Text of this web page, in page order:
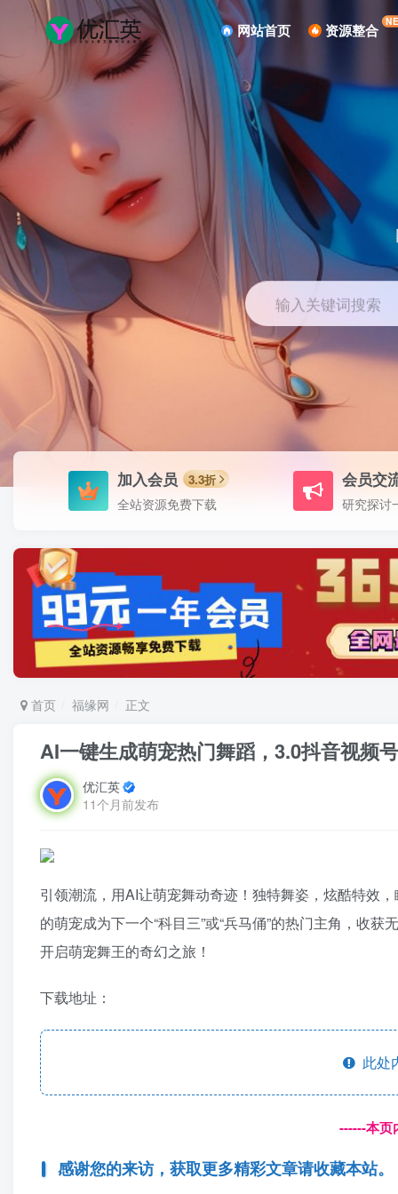
网站首页 资源整合
输入关键词搜索
加入会员 3.3折
全站资源免费下载
会员交
研究探讨
首页 福缘网 正文
AI一键生成萌宠热门舞蹈，3.0抖音视频
优汇英
11个月前发布
引领潮流，用AI让萌宠舞动奇迹！独特舞姿，炫酷特效
的萌宠成为下一个“科目三”或“兵马俑”的热门主角，收
开启萌宠舞王的奇幻之旅！
下载地址：
此处
------本页
感谢您的来访，获取更多精彩文章请收藏本站。